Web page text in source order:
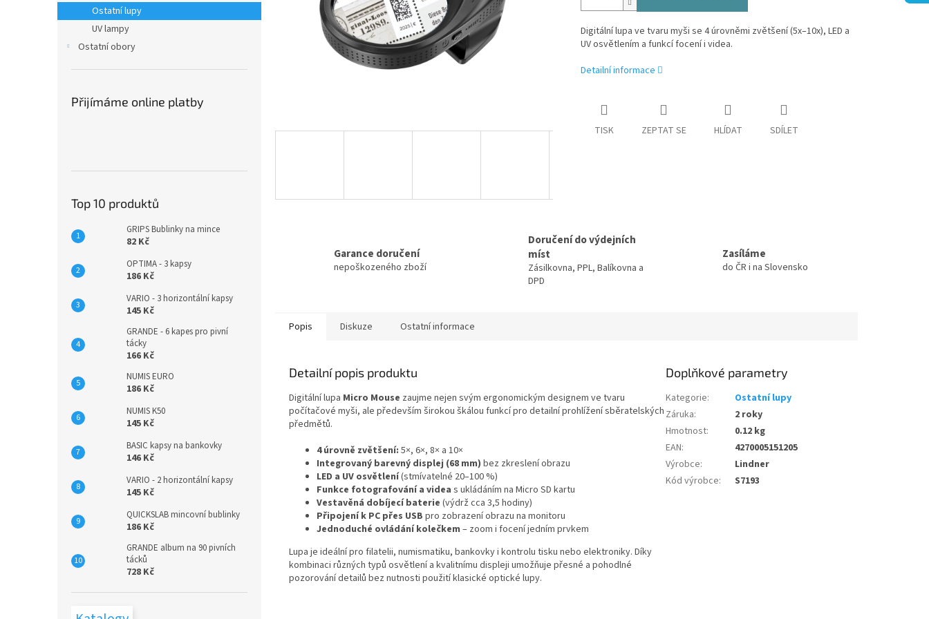
n
e
Ostatní lupy
UV lampy
Ostatní obory
Přijímáme online platby
Top 10 produktů
GRIPS Bublinky na mince
82 Kč
OPTIMA - 3 kapsy
186 Kč
VARIO - 3 horizontální kapsy
145 Kč
GRANDE - 6 kapes pro pivní
tácky
166 Kč
NUMIS EURO
186 Kč
NUMIS K50
145 Kč
BASIC kapsy na bankovky
146 Kč
VARIO - 2 horizontální kapsy
145 Kč
QUICKSLAB mincovní bublinky
186 Kč
GRANDE album na 90 pivních
tácků
728 Kč
Digitální lupa ve tvaru myši se 4 úrovněmi zvětšení (5x–10x), LED a
UV osvětlením a funkcí focení i videa.
Detailní informace
TISK ZEPTAT SE HLÍDAT SDÍLET
Garance doručení
nepoškozeného zboží
Doručení do výdejních
míst
Zásilkovna, PPL, Balíkovna a
DPD
Zasíláme
do ČR i na Slovensko
Popis Diskuze Ostatní informace
Detailní popis produktu
Digitální lupa Micro Mouse zaujme nejen svým ergonomickým designem ve tvaru
počítačové myši, ale především širokou škálou funkcí pro detailní prohlížení sběratelských
předmětů.
4 úrovně zvětšení: 5×, 6×, 8× a 10×
Integrovaný barevný displej (68 mm) bez zkreslení obrazu
LED a UV osvětlení(stmívatelné 20–100 %)
Funkce fotografování a videa s ukládáním na Micro SD kartu
Vestavěná dobíjecí baterie (výdrž cca 3,5 hodiny)
Připojení k PC přes USB pro zobrazení obrazu na monitoru
Jednoduché ovládání kolečkem – zoom i focení jedním prvkem
Lupa je ideální pro filatelii, numismatiku, bankovky i kontrolu tisku nebo elektroniky. Díky
kombinaci různých typů osvětlení a kvalitnímu displeji umožňuje přesné a pohodlné
pozorování detailů bez nutnosti použití klasické optické lupy.
Doplňkové parametry
Kategorie:
Ostatní lupy
Záruka:
2 roky
Hmotnost:
0.12 kg
EAN:
4270005151205
Výrobce:
Lindner
Kód výrobce: S7193